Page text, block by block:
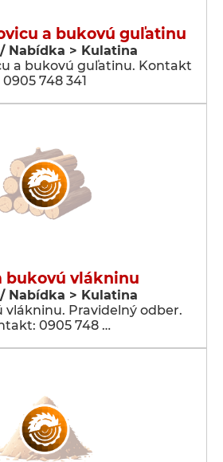
a bukovú guľatinu
Nabídka > Kulatina
a bukovú guľatinu. Kontakt
0905 748 341
bukovú vlákninu
Nabídka > Kulatina
vlákninu. Pravidelný odber.
0905 748 …